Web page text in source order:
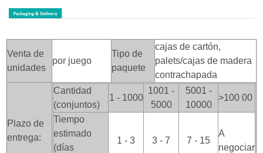
Venta de
unidades
por juego
Tipo de
paquete
cajas de cartón,
palets/cajas de madera
contrachapada
Plazo de
entrega:
Cantidad
(conjuntos)
1 - 1000
1001 -
5000
5001 -
10000
>100 00
Tiempo
estimado
(días
1 - 3 3 - 7 7 - 15
A
negociar